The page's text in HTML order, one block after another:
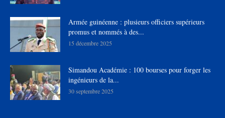
Armée guinéenne : plusieurs officiers supérieurs
promus et nommés à des...
15 décembre 2025
Simandou Académie : 100 bourses pour forger les
ingénieurs de la...
30 septembre 2025